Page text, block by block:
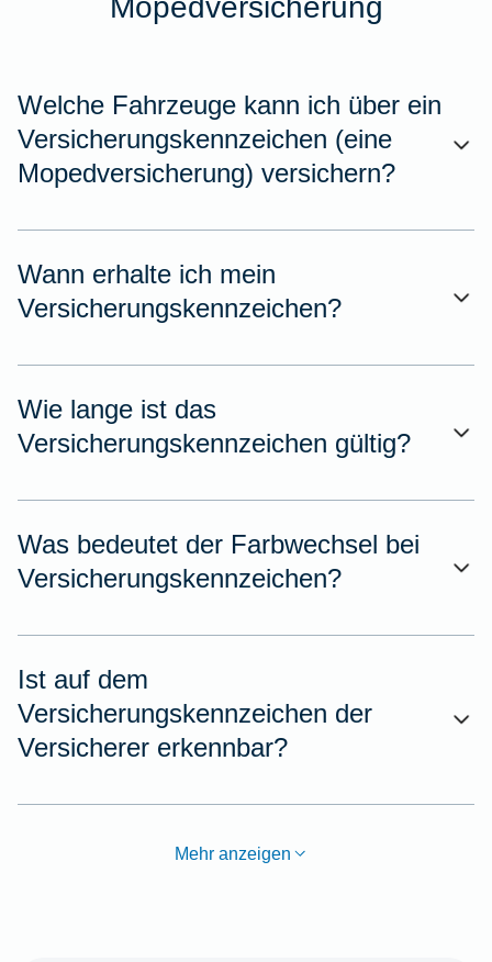
Welche Fahrzeuge kann ich über ein
Versicherungskennzeichen (eine
Mopedversicherung) versichern?
Wann erhalte ich mein
Versicherungskennzeichen?
Wie lange ist das
Versicherungskennzeichen gültig?
Was bedeutet der Farbwechsel bei
Versicherungskennzeichen?
Ist auf dem
Versicherungskennzeichen der
Versicherer erkennbar?
Mehr anzeigen